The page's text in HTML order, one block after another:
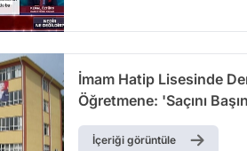
İmam Hatip Lisesinde
Öğretmene: 'Saçını
Döverim'
İçeriği görüntüle